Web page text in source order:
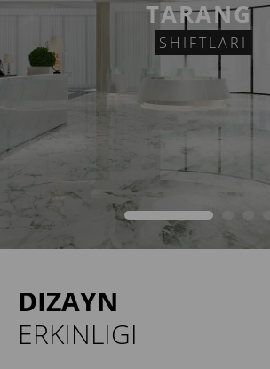
TARANG
SHIFTLARISIFATI
DIZAYN
ERKINLIGI